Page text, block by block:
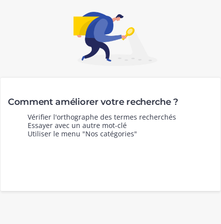
Comment améliorer votre recherche ?
Vérifier l'orthographe des termes recherchés
Essayer avec un autre mot-clé
Utiliser le menu "Nos catégories"